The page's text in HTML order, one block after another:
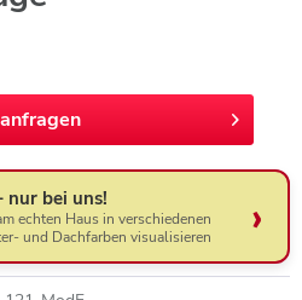
nur bei uns!
echten Haus in verschiedenen
und Dachfarben visualisieren